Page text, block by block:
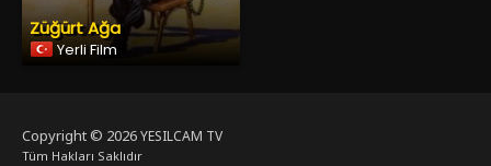
Züğürt Ağa
Yerli Film
Copyright © 2026YESILCAM TV
Tüm Hakları Saklıdır